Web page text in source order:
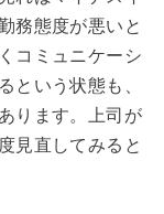
務態度が悪いと
コミュニケーシ
という状態も、
ります。上司が
見直してみると